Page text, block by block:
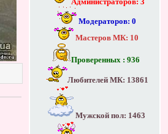
Модераторов: 0
Мастеров МК: 10
Проверенных : 936
Любителей МК: 13861
Мужской пол: 1463